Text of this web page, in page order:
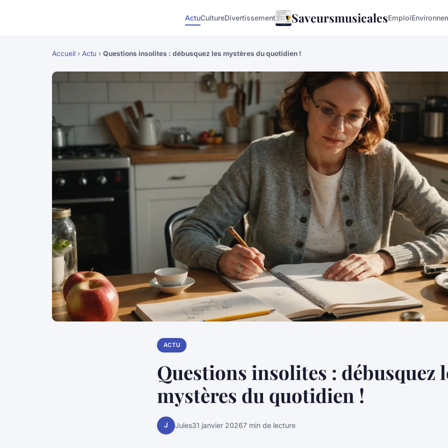
ActuCultureDivertissement SaveursmusicalesEmploi
Accueil › Actu › Questions insolites : débusquez les mystères du quotidien !
ACTU
Questions insolites : débusquez
mystères du quotidien !
J Jules31 janvier 20267 min de lecture